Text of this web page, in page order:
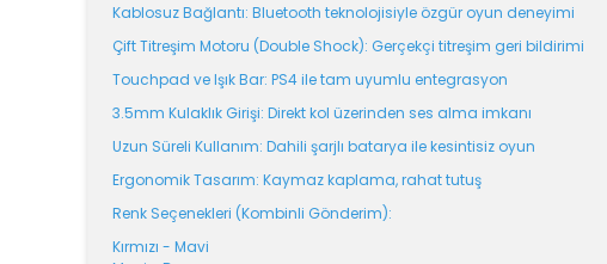
Kablosuz Bağlantı: Bluetooth teknolojisiyle özgür oyun deneyimi
Çift Titreşim Motoru (Double Shock): Gerçekçi titreşim geri bildirimi
Touchpad ve Işık Bar: PS4 ile tam uyumlu entegrasyon
3.5mm Kulaklık Girişi: Direkt kol üzerinden ses alma imkanı
Uzun Süreli Kullanım: Dahili şarjlı batarya ile kesintisiz oyun
Ergonomik Tasarım: Kaymaz kaplama, rahat tutuş
Renk Seçenekleri (Kombinli Gönderim):
Kırmızı - Mavi